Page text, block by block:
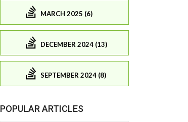
MARCH 2025 (6)
DECEMBER 2024 (13)
SEPTEMBER 2024 (8)
POPULAR ARTICLES